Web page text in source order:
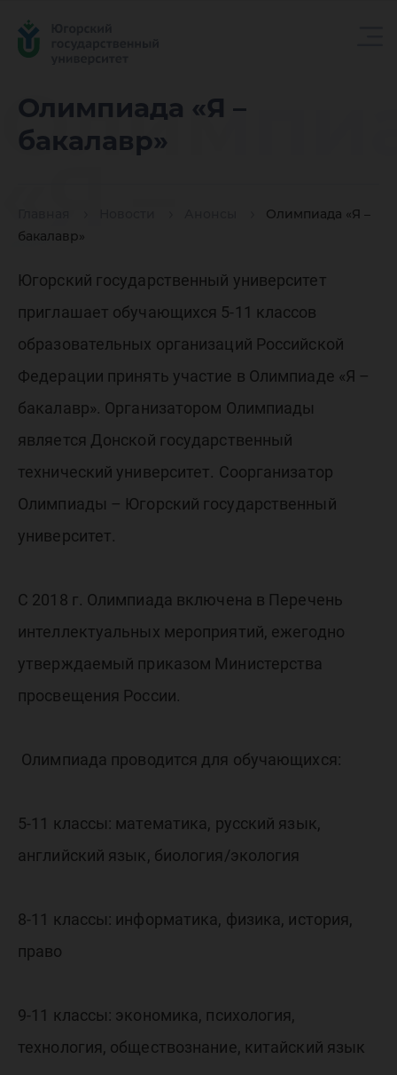
Олимпиада «Я –
бакалавр»
Олимпиада «Я –
бакалавр»
Югорский государственный университет
приглашает обучающихся 5-11 классов
образовательных организаций Российской
Федерации принять участие в Олимпиаде «Я –
бакалавр». Организатором Олимпиады
является Донской государственный
технический университет. Соорганизатор
Олимпиады – Югорский государственный
университет.
С 2018 г. Олимпиада включена в Перечень
интеллектуальных мероприятий, ежегодно
утверждаемый приказом Министерства
просвещения России.
Олимпиада проводится для обучающихся:
5-11 классы: математика, русский язык,
английский язык, биология/экология
8-11 классы: информатика, физика, история,
право
9-11 классы: экономика, психология,
технология, обществознание, китайский язык